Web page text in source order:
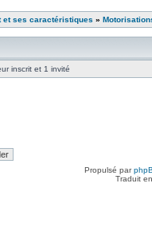
et ses caractéristiques »
inscrit et 1 invité
Propulsé par
Traduit